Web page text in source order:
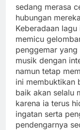
sedang merasa
hubungan
Keberadaan
memicu
penggemar
musik dengan
namun tetap
ini membuktikan
baik akan selalu
karena ia terus
ingatan serta
pendengarnya